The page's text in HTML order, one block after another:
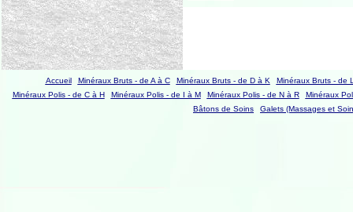
Accueil Minéraux Bruts - de A à C Minéraux Bruts - de D à K
Minéraux Bruts - de
Minéraux Polis - de C à H
Minéraux Polis - de I à M Minéraux Polis - de N à R
Minéraux
Bâtons de Soins
Galets (Massages et